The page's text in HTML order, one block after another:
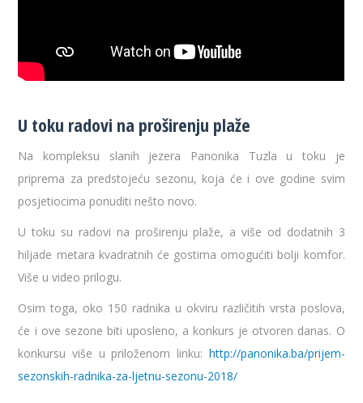
U toku radovi na proširenju plaže
Na kompleksu slanih jezera Panonika Tuzla u toku je
priprema za predstojeću sezonu, koja će i ove godine svim
posjetiocima ponuditi nešto novo.
U toku su radovi na proširenju plaže, a više od dodatnih 3
hiljade metara kvadratnih će gostima omogućiti bolji komfor.
Više u video prilogu.
Osim toga, oko 150 radnika u okviru različitih vrsta poslova,
će i ove sezone biti uposleno, a konkurs je otvoren danas. O
konkursu više u priloženom linku: http://panonika.ba/prijem-
sezonskih-radnika-za-ljetnu-sezonu-2018/